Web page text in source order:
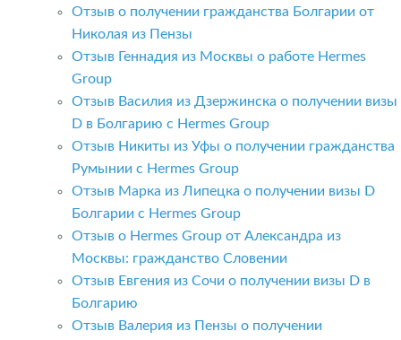
Отзыв о получении гражданства Болгарии от
Николая из Пензы
Отзыв Геннадия из Москвы о работе Hermes
Group
Отзыв Василия из Дзержинска о получении визы
D в Болгарию с Hermes Group
Отзыв Никиты из Уфы о получении гражданства
Румынии с Hermes Group
Отзыв Марка из Липецка о получении визы D
Болгарии с Hermes Group
Отзыв о Hermes Group от Александра из
Москвы: гражданство Словении
Отзыв Евгения из Сочи о получении визы D в
Болгарию
Отзыв Валерия из Пензы о получении